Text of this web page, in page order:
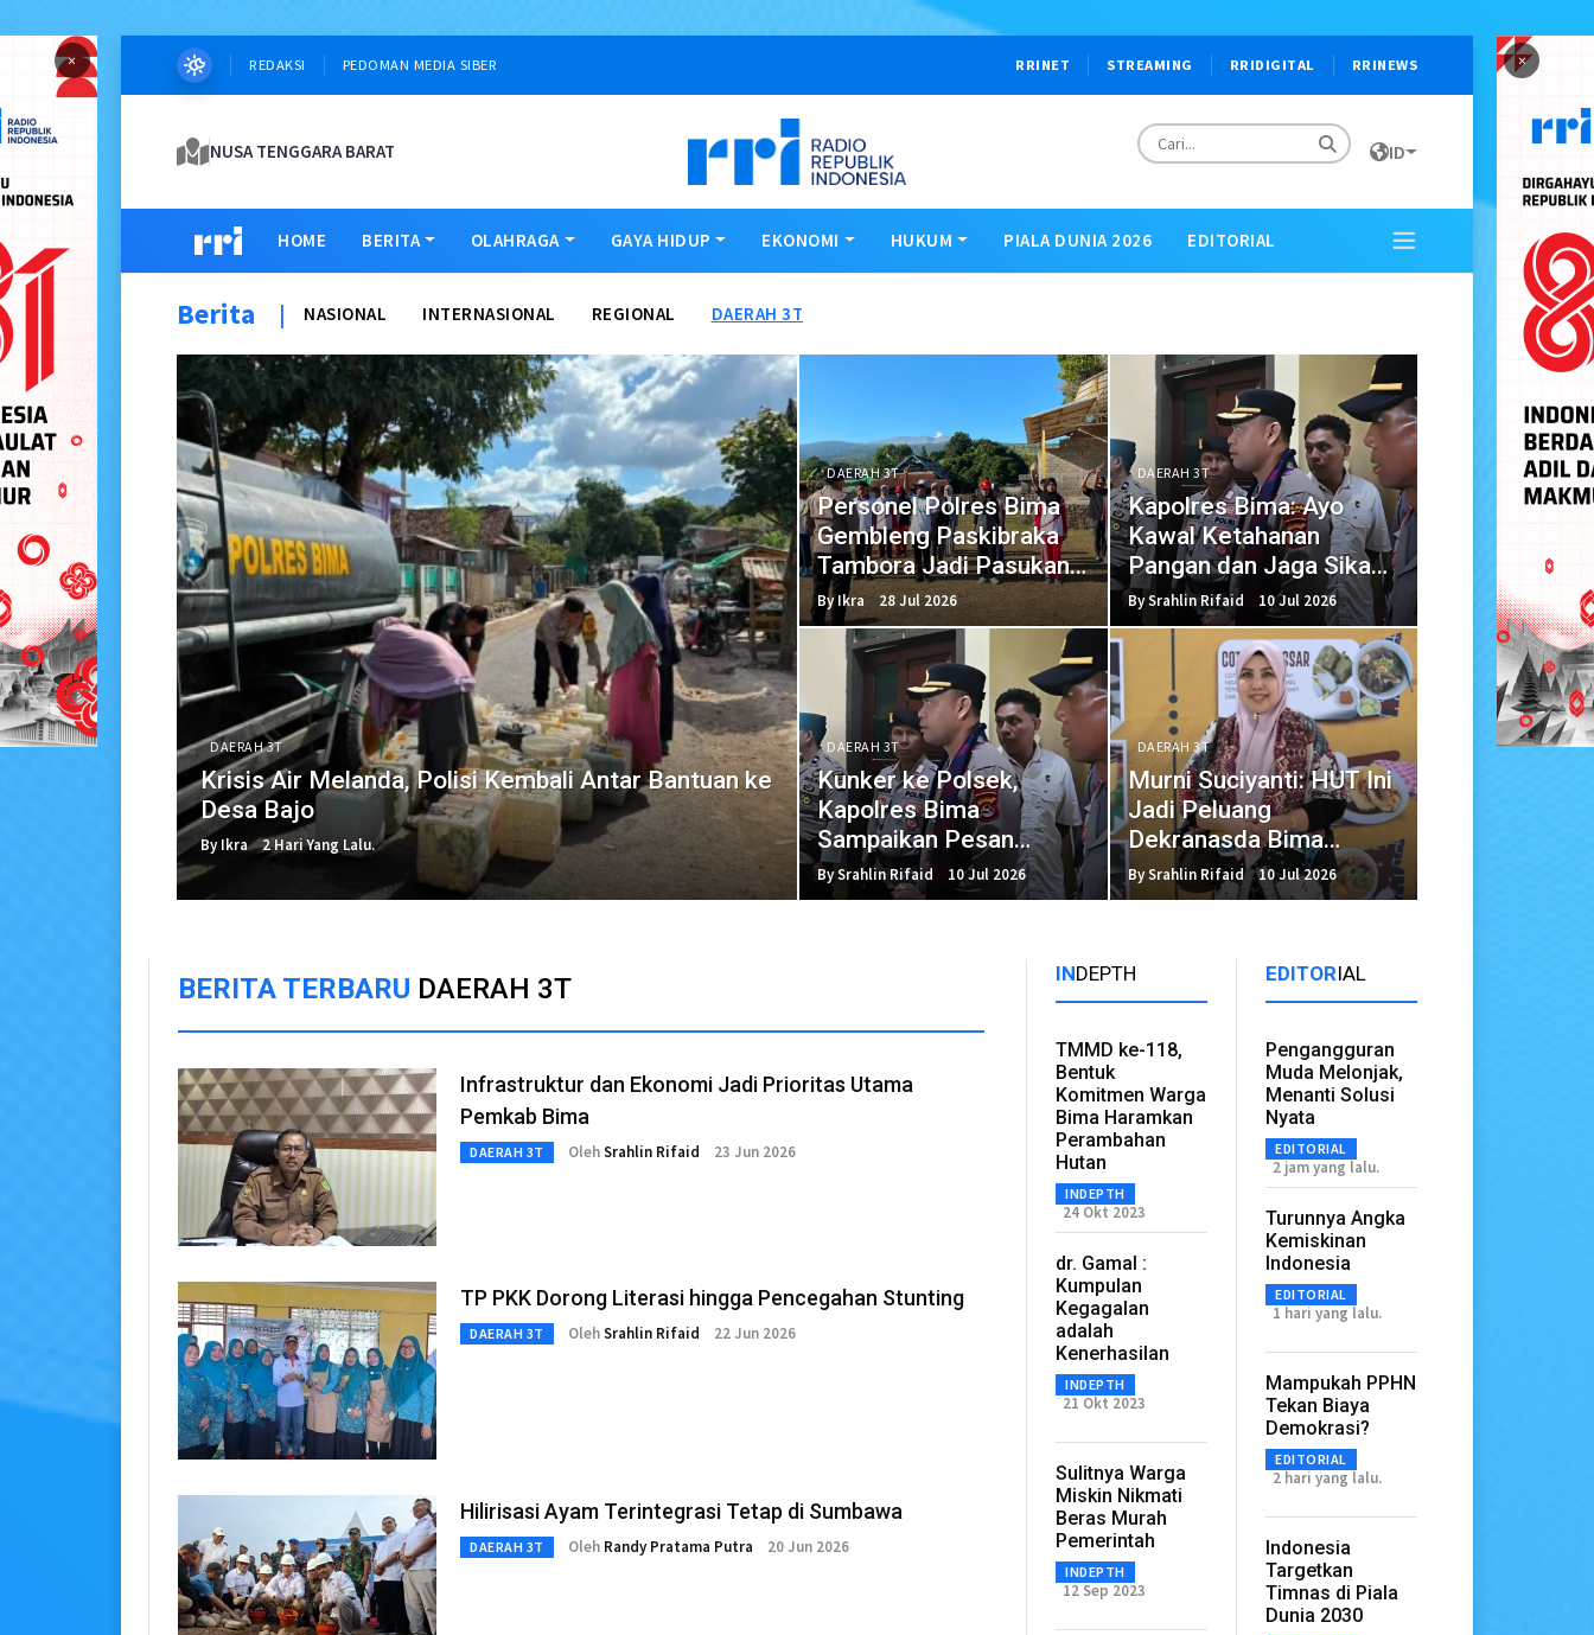
× ×
REDAKSI PEDOMAN MEDIA SIBER RRINET STREAMING RRIDIGITAL RRINEWS
NUSA TENGGARA BARAT ID
HOME BERITA OLAHRAGA GAYA HIDUP EKONOMI HUKUM PIALA DUNIA 2026 EDITORIAL
Berita | NASIONAL INTERNASIONAL REGIONAL DAERAH 3T
DAERAH 3T
Krisis Air Melanda, Polisi Kembali Antar Bantuan ke
Desa Bajo
By Ikra 2 Hari Yang Lalu.
DAERAH 3T
Personel Polres Bima
Gembleng Paskibraka
Tambora Jadi Pasukan
Tangguh
By Ikra 28 Jul 2026
DAERAH 3T
Kapolres Bima: Ayo
Kawal Ketahanan
Pangan dan Jaga Sikap
di Masyarakat
By Srahlin Rifaid 10 Jul 2026
DAERAH 3T
Kunker ke Polsek,
Kapolres Bima
Sampaikan Pesan
Penting
By Srahlin Rifaid 10 Jul 2026
DAERAH 3T
Murni Suciyanti: HUT Ini
Jadi Peluang
Dekranasda Bima
Perluas Pasar Kerajinan
By Srahlin Rifaid 10 Jul 2026
BERITA TERBARU DAERAH 3T
Infrastruktur dan Ekonomi Jadi Prioritas Utama
Pemkab Bima
DAERAH 3T OlehSrahlin Rifaid 23 Jun 2026
TP PKK Dorong Literasi hingga Pencegahan Stunting
DAERAH 3T OlehSrahlin Rifaid 22 Jun 2026
Hilirisasi Ayam Terintegrasi Tetap di Sumbawa
DAERAH 3T Oleh Randy Pratama Putra 20 Jun 2026
INDEPTH
TMMD ke-118,
Bentuk
Komitmen Warga
Bima Haramkan
Perambahan
Hutan
INDEPTH
24 Okt 2023
dr. Gamal :
Kumpulan
Kegagalan
adalah
Kenerhasilan
INDEPTH
21 Okt 2023
Sulitnya Warga
Miskin Nikmati
Beras Murah
Pemerintah
INDEPTH
12 Sep 2023
EDITORIAL
Pengangguran
Muda Melonjak,
Menanti Solusi
Nyata
EDITORIAL
2 jam yang lalu.
Turunnya Angka
Kemiskinan
Indonesia
EDITORIAL
1 hari yang lalu.
Mampukah PPHN
Tekan Biaya
Demokrasi?
EDITORIAL
2 hari yang lalu.
Indonesia
Targetkan
Timnas di Piala
Dunia 2030